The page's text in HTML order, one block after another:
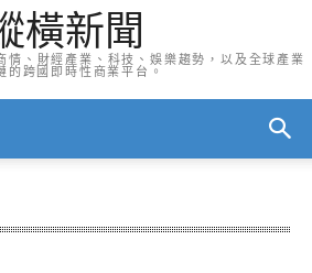
橫新聞
、財經產業、科技、娛樂趨勢，以及全球產業
的跨國即時性商業平台。